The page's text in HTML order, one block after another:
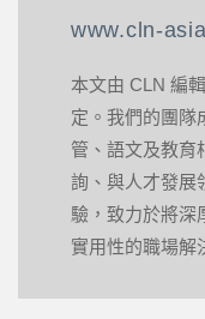
www.cln-
本文由 CLN 編
定。我們的團隊
管、語文及教育
詢、與人才發展
驗，致力於將深
實用性的職場解